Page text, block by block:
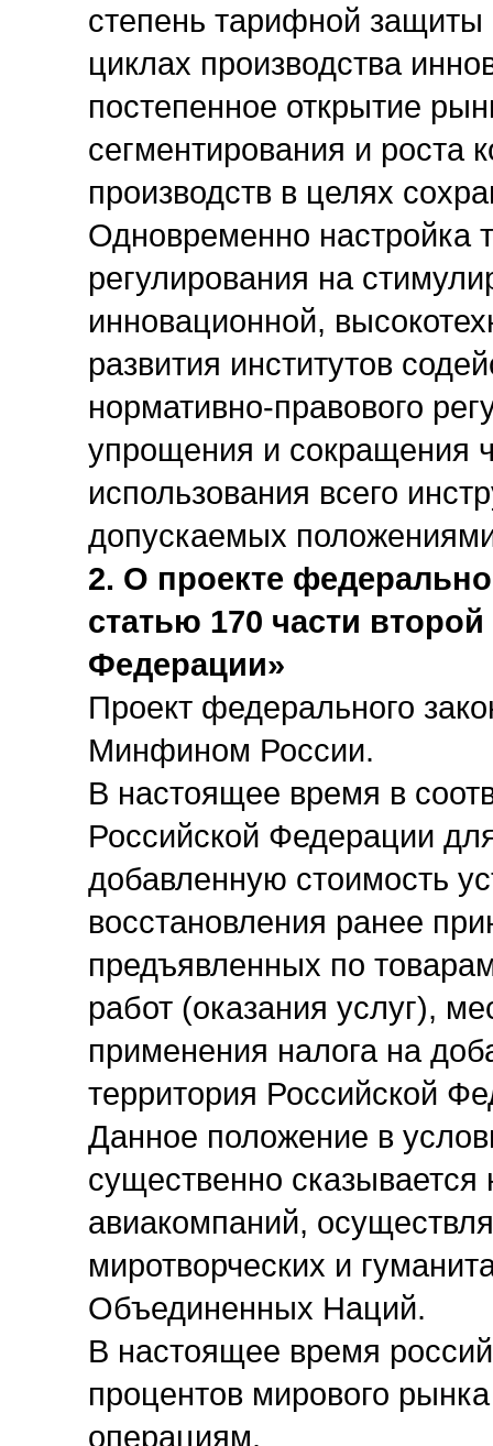
степень тарифной
циклах производства
постепенное открытие
сегментирования и роста
производств в целях
Одновременно настройка
регулирования на
инновационной,
развития институтов
нормативно-правового
упрощения и сокращения
использования всего
допускаемых
2. О проекте
статью 170 части
Федерации»
Проект федерального
Минфином России.
В настоящее время в
Российской Федерации
добавленную стоимость
восстановления ранее
предъявленных по
работ (оказания услуг),
применения налога на
территория Российской
Данное положение в
существенно сказывается
авиакомпаний,
миротворческих и
Объединенных Наций.
В настоящее время
процентов мирового
операциям.